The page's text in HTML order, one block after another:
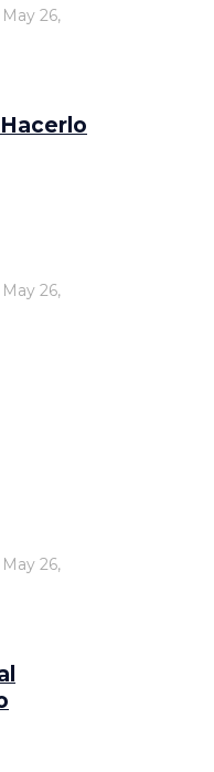
May 26,
May 26,
May 26,